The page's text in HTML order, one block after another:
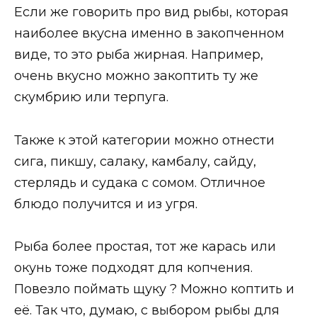
Если же говорить про вид рыбы, которая
наиболее вкусна именно в закопченном
виде, то это рыба жирная. Например,
очень вкусно можно закоптить ту же
скумбрию или терпуга.
Также к этой категории можно отнести
сига, пикшу, салаку, камбалу, сайду,
стерлядь и судака с сомом. Отличное
блюдо получится и из угря.
Рыба более простая, тот же карась или
окунь тоже подходят для копчения.
Повезло поймать щуку ? Можно коптить и
её. Так что, думаю, с выбором рыбы для